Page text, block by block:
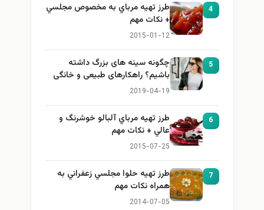
4
طرز تهيه مرباي به مخصوص مجلسي
+ نكات مهم
2015-01-12
5
چگونه سینه های بزرگ داشته
باشیم؟ راهکارهای طبیعی و خانگی
برای بزرگ کردن سینه
2019-04-19
6
طرز تهيه مرباي آلبالو خوشرنگ و
عالي + نكات مهم
2015-07-25
7
طرز تهيه حلوا مجلسي زعفراني به
همراه نكات مهم
2014-07-05